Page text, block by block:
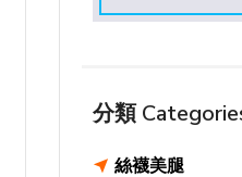
分類
絲襪美腿